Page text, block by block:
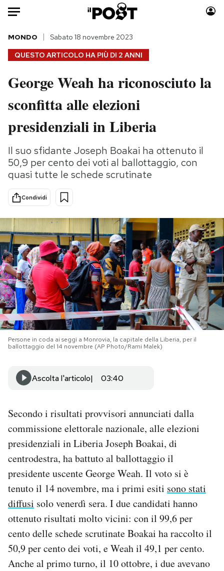
Auto
HOME
Italia
Politica
Tecnologia
Scienza
Cultura
Sport
Moda
Consumismi
Storie/Idee
Media
Europa
PODCAST
NEWSLETTER
I MIEI PREFERITI
SHOP
CALENDARIO
AREA PERSONALE
Area Personale
Newsletter
Notifiche mobile
Regala il Post
Esci
QUESTO ARTICOLO HA PIÙ DI 2 ANNI
MONDO Sabato 18 novembre 2023
George Weah ha riconosciuto la
sconfitta alle elezioni
presidenziali in Liberia
Il suo sfidante Joseph Boakai ha ottenuto il
50,9 per cento dei voti al ballottaggio, con
quasi tutte le schede scrutinate
Condividi
Persone in coda ai seggi a Monrovia, la capitale della Liberia, per il
ballottaggio del 14 novembre (AP Photo/Rami Malek)
Ascolta l'articolo 03:40
Secondo i risultati provvisori annunciati dalla
commissione elettorale nazionale, alle elezioni
presidenziali in Liberia Joseph Boakai, di
centrodestra, ha battuto al ballottaggio il
presidente uscente George Weah. Il voto si è
tenuto il 14 novembre, ma i primi esiti sono stati
diffusi solo venerdì sera. I due candidati hanno
ottenuto risultati molto vicini: con il 99,6 per
cento delle schede scrutinate Boakai ha raccolto il
50,9 per cento dei voti, e Weah il 49,1 per cento.
Anche al primo turno, il 10 ottobre, i due avevano